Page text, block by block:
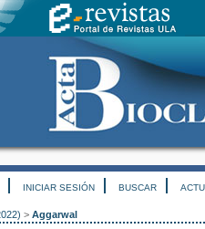
INICIAR SESIÓN BUSCAR
> Aggarwal